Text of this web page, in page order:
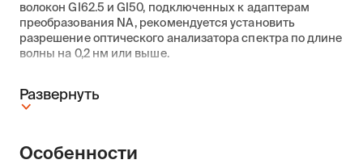
волокон GI62.5 и GI50, подключенных к адаптерам
преобразования NA, рекомендуется установить
разрешение оптического анализатора спектра по длине
волны на 0,2 нм или выше.
Развернуть
Особенности